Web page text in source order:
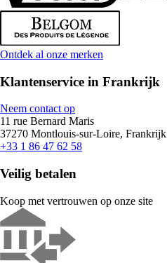
Ontdek al onze merken
Klantenservice in Frankrijk
Neem contact op
11 rue Bernard Maris
37270 Montlouis-sur-Loire, Frankrijk
+33 1 86 47 62 58
Veilig betalen
Koop met vertrouwen op onze site